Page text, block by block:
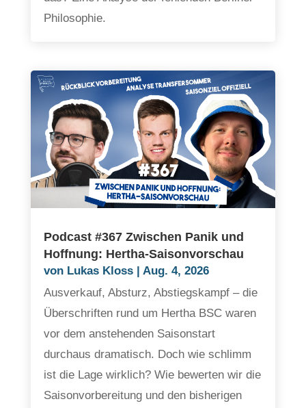
Philosophie.
Podcast #367 Zwischen Panik und
Hoffnung: Hertha-Saisonvorschau
von Lukas Kloss| Aug. 4, 2026
Ausverkauf, Absturz, Abstiegskampf – die
Überschriften rund um Hertha BSC waren
vor dem anstehenden Saisonstart
durchaus dramatisch. Doch wie schlimm
ist die Lage wirklich? Wie bewerten wir die
Saisonvorbereitung und den bisherigen